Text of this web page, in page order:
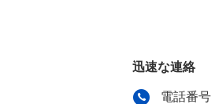
迅速な連絡
電話番号